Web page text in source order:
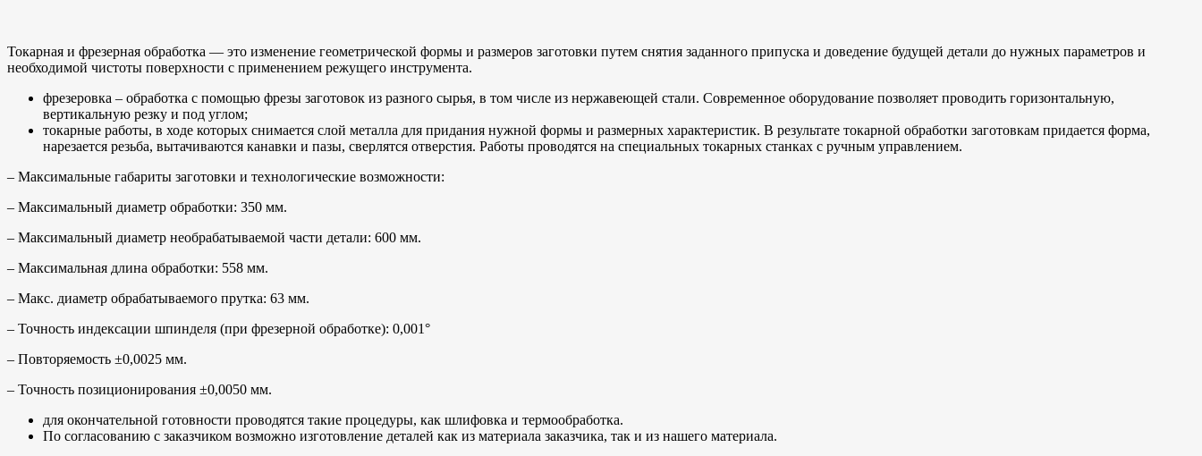
Токарная и фрезерная обработка — это изменение геометрической формы и размеров заготовки путем снятия заданного припуска и доведение будущей детали до нужных параметров и
необходимой чистоты поверхности с применением режущего инструмента.
фрезеровка – обработка с помощью фрезы заготовок из разного сырья, в том числе из нержавеющей стали. Современное оборудование позволяет проводить горизонтальную,
вертикальную резку и под углом;
токарные работы, в ходе которых снимается слой металла для придания нужной формы и размерных характеристик. В результате токарной обработки заготовкам придается форма,
нарезается резьба, вытачиваются канавки и пазы, сверлятся отверстия. Работы проводятся на специальных токарных станках с ручным управлением.
– Максимальные габариты заготовки и технологические возможности:
– Максимальный диаметр обработки: 350 мм.
– Максимальный диаметр необрабатываемой части детали: 600 мм.
– Максимальная длина обработки: 558 мм.
– Макс. диаметр обрабатываемого прутка: 63 мм.
– Точность индексации шпинделя (при фрезерной обработке): 0,001°
– Повторяемость ±0,0025 мм.
– Точность позиционирования ±0,0050 мм.
для окончательной готовности проводятся такие процедуры, как шлифовка и термообработка.
По согласованию с заказчиком возможно изготовление деталей как из материала заказчика, так и из нашего материала.